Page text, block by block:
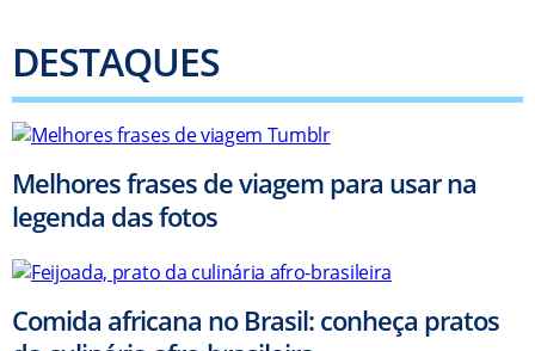
DESTAQUES
Melhores frases de viagem para usar na
legenda das fotos
Comida africana no Brasil: conheça pratos